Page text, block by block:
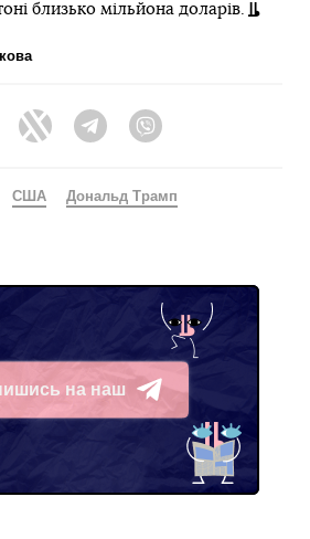
близько мільйона доларів.
FacebookTwitter Telegram
США Дональд Трамп
на наш